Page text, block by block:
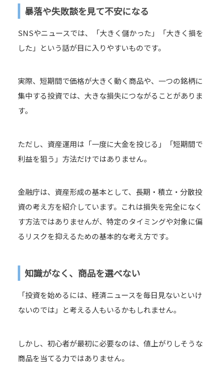
暴落や失敗談を見て不安になる
SNSやニュースでは、「大きく儲かった」「大きく損を
した」という話が目に入りやすいものです。
実際、短期間で価格が大きく動く商品や、一つの銘柄に
集中する投資では、大きな損失につながることがありま
す。
ただし、資産運用は「一度に大金を投じる」「短期間で
利益を狙う」方法だけではありません。
金融庁は、資産形成の基本として、長期・積立・分散投
資の考え方を紹介しています。これは損失を完全になく
す方法ではありませんが、特定のタイミングや対象に偏
るリスクを抑えるための基本的な考え方です。
知識がなく、商品を選べない
「投資を始めるには、経済ニュースを毎日見ないといけ
ないのでは」と考える人もいるかもしれません。
しかし、初心者が最初に必要なのは、値上がりしそうな
商品を当てる力ではありません。